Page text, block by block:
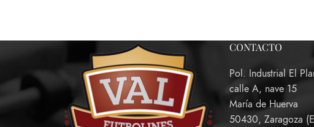
CONTACTO
Pol. Industrial El
calle A, nave 15
María de Huerva
50430, Zaragoza